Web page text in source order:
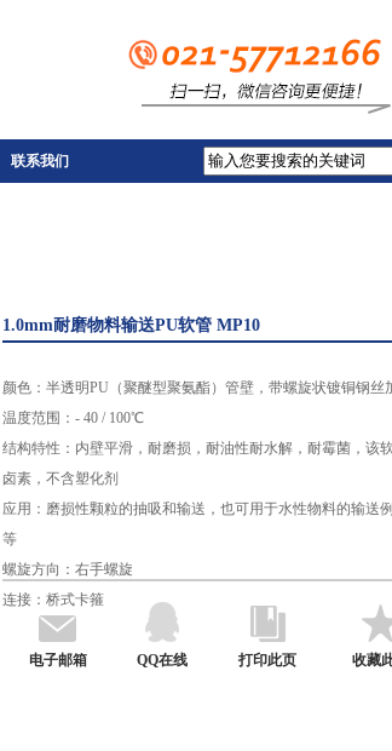
联系我们
1.0mm耐磨物料输送PU软管 MP10
颜色：半透明PU（聚醚型聚氨酯）管壁，带螺旋状镀铜钢丝
温度范围：- 40 / 100℃
结构特性：内壁平滑，耐磨损，耐油性耐水解，耐霉菌，该
卤素，不含塑化剂
应用：磨损性颗粒的抽吸和输送，也可用于水性物料的输送
等
螺旋方向：右手螺旋
连接：桥式卡箍
电子邮箱 QQ在线 打印此页 收藏